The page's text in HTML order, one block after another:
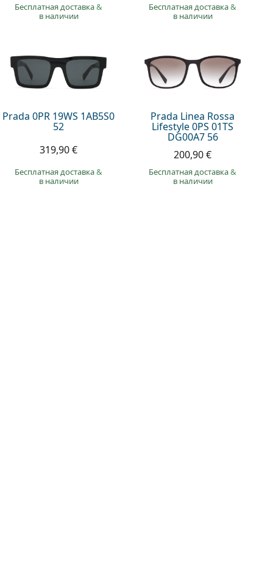
Бесплатная доставка&
в наличии
Бесплатная доставка&
в наличии
Prada 0PR 19WS 1AB5S0
52
319,90 €
Бесплатная доставка&
в наличии
Prada Linea Rossa
Lifestyle 0PS 01TS
DG00A7 56
200,90 €
Бесплатная доставка&
в наличии